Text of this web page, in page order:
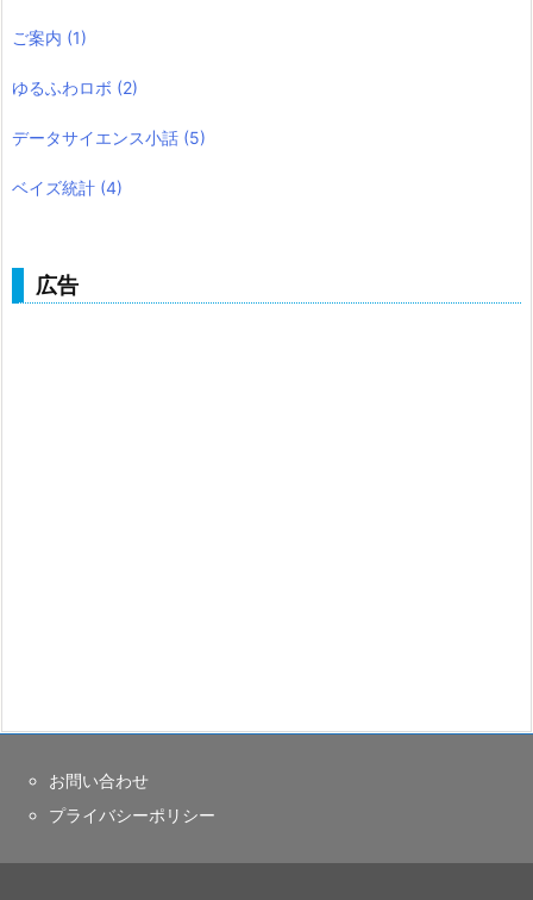
ご案内 (1)
ゆるふわロボ (2)
データサイエンス小話 (5)
ベイズ統計 (4)
広告
お問い合わせ
プライバシーポリシー